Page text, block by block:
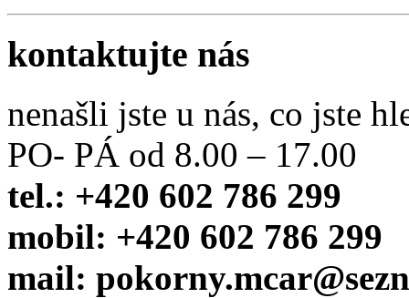
kontaktujte nás
nenašli jste u nás, co jste
PO- PÁ od 8.00 – 17.00
tel.: +420 602 786 299
mobil: +420 602 786 299
mail: